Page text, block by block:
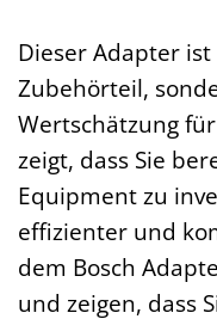
Dieser Adapter
Zubehörteil,
Wertschätzung
zeigt, dass Sie
Equipment zu
effizienter und
dem Bosch
und zeigen, dass